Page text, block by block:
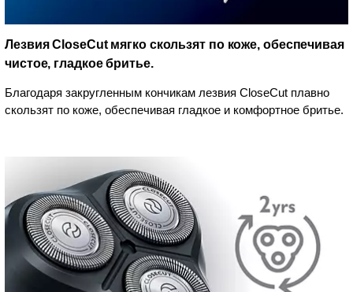
Лезвия CloseCut мягко скользят по коже, обеспечивая
чистое, гладкое бритье.
Благодаря закругленным кончикам лезвия CloseCut плавно
скользят по коже, обеспечивая гладкое и комфортное бритье.